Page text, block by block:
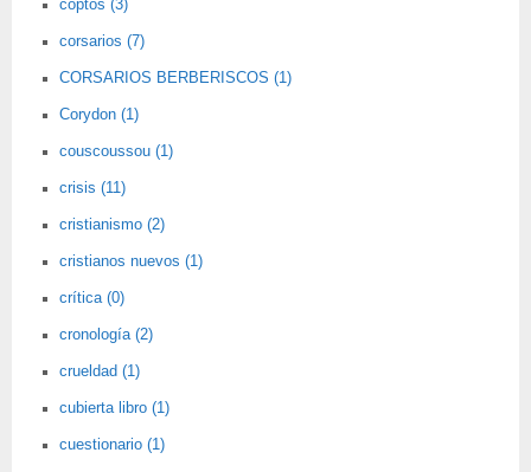
coptos (3)
corsarios (7)
CORSARIOS BERBERISCOS (1)
Corydon (1)
couscoussou (1)
crisis (11)
cristianismo (2)
cristianos nuevos (1)
crítica (0)
cronología (2)
crueldad (1)
cubierta libro (1)
cuestionario (1)